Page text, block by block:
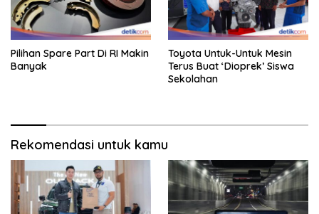
Pilihan Spare Part Di RI Makin
Banyak
Toyota Untuk-Untuk Mesin
Terus Buat ‘Dioprek’ Siswa
Sekolahan
Rekomendasi untuk kamu